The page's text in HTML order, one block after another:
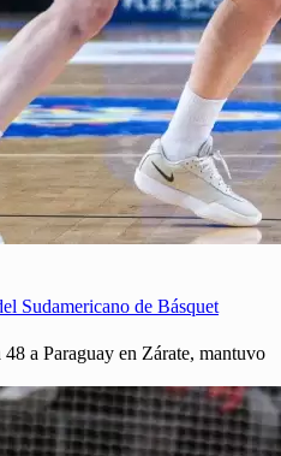
Sudamericano de Básquet
a Paraguay en Zárate, mantuvo